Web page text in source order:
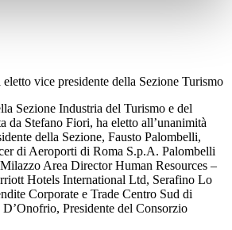
vice presidente della Sezione Turismo
Sezione Industria del Turismo e del
da Stefano Fiori, ha eletto all’unanimità
della Sezione, Fausto Palombelli,
di Aeroporti di Roma S.p.A. Palombelli
Area Director Human Resources –
Hotels International Ltd, Serafino Lo
Corporate e Trade Centro Sud di
Presidente del Consorzio